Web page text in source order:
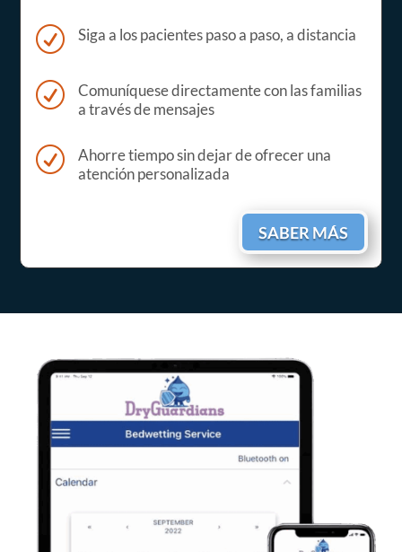
R Siga a los pacientes paso a paso, a distancia
R
Comuníquese directamente con las familias
a través de mensajes
R
Ahorre tiempo sin dejar de ofrecer una
atención personalizada
SABER MÁS